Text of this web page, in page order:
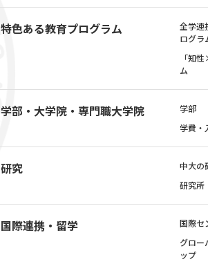
特色ある教育プログラム
全学連
ログラ
「知
ム
学部・大学院・専門職大学院 学部
学費・
研究 中大の
研究所
国際連携・留学 国際セ
グロー
ップ